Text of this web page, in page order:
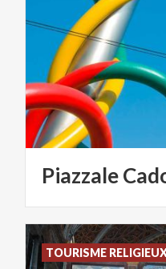
Piazzale
TOURISME